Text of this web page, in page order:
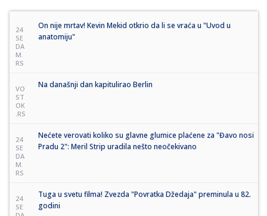
24
SE
DA
M.
RS
On nije mrtav! Kevin Mekid otkrio da li se vraća u "Uvod u
anatomiju"
VO
ST
OK
.RS
Na današnji dan kapitulirao Berlin
24
SE
DA
M.
RS
Nećete verovati koliko su glavne glumice plaćene za "Đavo nosi
Pradu 2": Meril Strip uradila nešto neočekivano
24
SE
Tuga u svetu filma! Zvezda "Povratka Džedaja" preminula u 82.
godini